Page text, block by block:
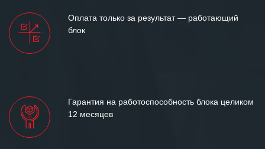
Оплата только за результат — работающий
блок
Гарантия на работоспособность блока целиком
12 месяцев